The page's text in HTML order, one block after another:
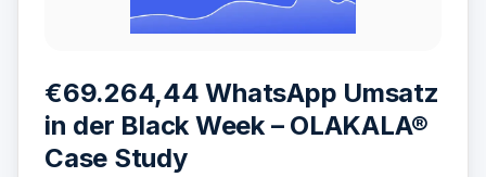
€69.264,44 WhatsApp Umsatz
in der Black Week – OLAKALA®
Case Study